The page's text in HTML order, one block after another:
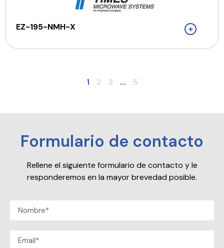
EZ-195-NMH-X
1 2 3 ... 5
Formulario de contacto
Rellene el siguiente formulario de contacto y le
responderemos en la mayor brevedad posible.